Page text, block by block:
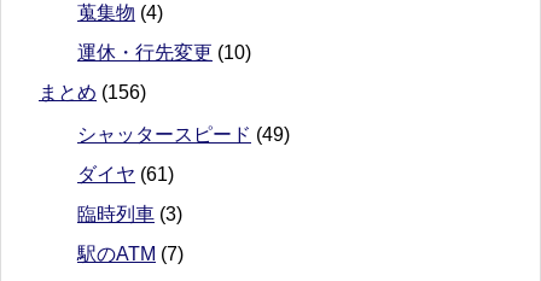
蒐集物 (4)
運休・行先変更 (10)
まとめ (156)
シャッタースピード (49)
ダイヤ (61)
臨時列車 (3)
駅のATM (7)